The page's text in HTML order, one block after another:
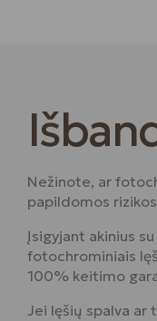
Nežinote, ar
papildomos
Įsigyjant akinius
fotochrominiais
100% keitimo
Jei lęšių spalva